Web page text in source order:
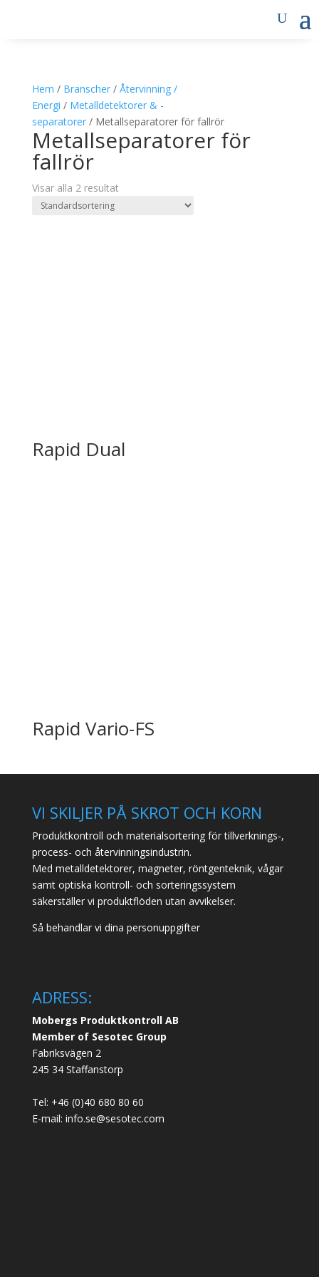
Hem / Branscher/ Återvinning /
Energi / Metalldetektorer & -
separatorer/ Metallseparatorer för fallrör
Metallseparatorer för
fallrör
Visar alla 2 resultat
Rapid Dual
Rapid Vario-FS
VI SKILJER PÅ SKROT OCH KORN
Produktkontroll och materialsortering för tillverknings-,
process- och återvinningsindustrin.
Med metalldetektorer, magneter, röntgenteknik, vågar
samt optiska kontroll- och sorteringssystem
säkerställer vi produktflöden utan avvikelser.
Så behandlar vi dina personuppgifter
ADRESS:
Mobergs Produktkontroll AB
Member of Sesotec Group
Fabriksvägen 2
245 34 Staffanstorp
Tel: +46 (0)40 680 80 60
E-mail: info.se@sesotec.com